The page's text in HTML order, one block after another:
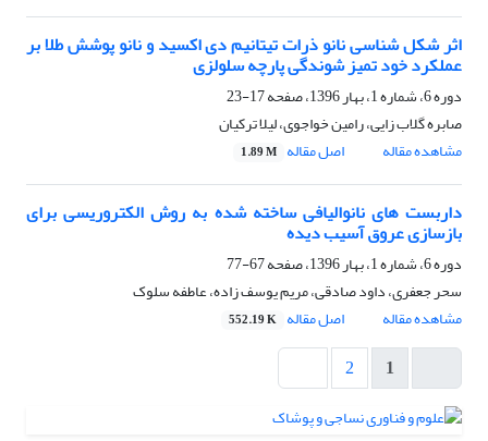
اثر شکل شناسی نانو ذرات تیتانیم دی اکسید و نانو پوشش طلا بر
عملکرد خود تمیز شوندگی پارچه سلولزی
دوره 6، شماره 1، بهار 1396، صفحه
17-23
صابره گلاب زایی، رامین خواجوی، لیلا ترکیان
مشاهده مقاله
اصل مقاله 1.89 M
داربست های نانوالیافی ساخته شده به روش الکتروریسی برای
بازسازی عروق آسیب دیده
دوره 6، شماره 1، بهار 1396، صفحه
67-77
سحر جعفری، داود صادقی، مریم یوسف زاده، عاطفه سلوک
مشاهده مقاله
اصل مقاله 552.19 K
1
2